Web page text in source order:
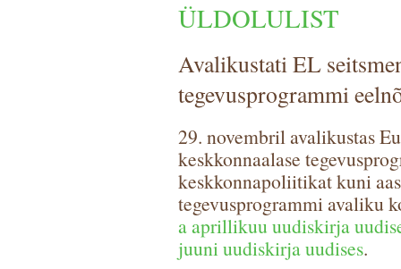
ÜLDOLULIST
Avalikustati EL
tegevusprogrammi
29. novembril avalikustas
keskkonnaalase
keskkonnapoliitikat kuni
tegevusprogrammi avaliku
a aprillikuu uudiskirja
juuni uudiskirja uudises.